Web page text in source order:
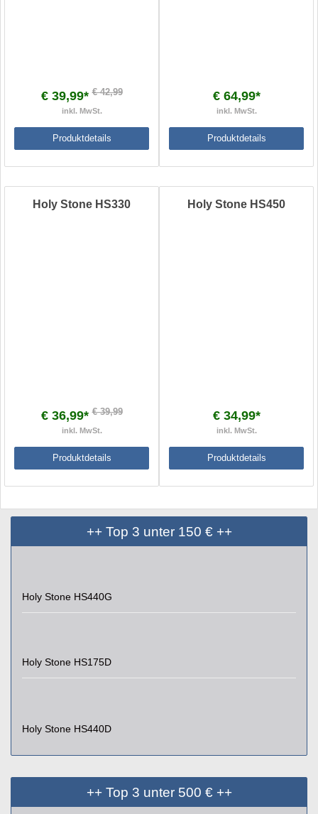
€ 39,99* € 42,99
inkl. MwSt.
Produktdetails
€ 64,99*
inkl. MwSt.
Produktdetails
Holy Stone HS330
€ 36,99* € 39,99
inkl. MwSt.
Produktdetails
Holy Stone HS450
€ 34,99*
inkl. MwSt.
Produktdetails
++ Top 3 unter 150 € ++
Holy Stone HS440G
Holy Stone HS175D
Holy Stone HS440D
++ Top 3 unter 500 € ++